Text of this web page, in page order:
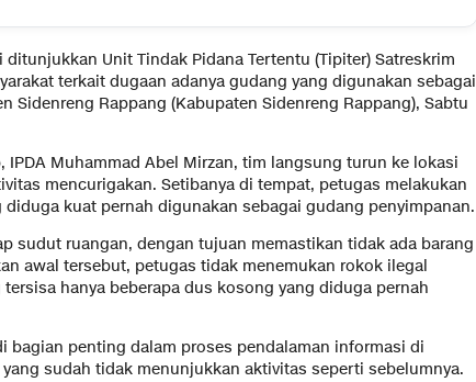
ditunjukkan Unit Tindak Pidana Tertentu (Tipiter) Satreskrim
terkait dugaan adanya gudang yang digunakan sebagai
Rappang (Kabupaten Sidenreng Rappang), Sabtu
Muhammad Abel Mirzan, tim langsung turun ke lokasi
mencurigakan. Setibanya di tempat, petugas melakukan
kuat pernah digunakan sebagai gudang penyimpanan.
sudut ruangan, dengan tujuan memastikan tidak ada barang
awal tersebut, petugas tidak menemukan rokok ilegal
hanya beberapa dus kosong yang diduga pernah
bagian penting dalam proses pendalaman informasi di
sudah tidak menunjukkan aktivitas seperti sebelumnya.